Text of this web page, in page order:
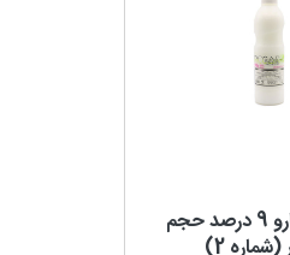
اکسیدان پیکارو 9 درصد حجم